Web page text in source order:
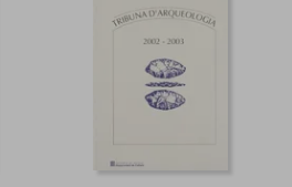
40%
dcto.